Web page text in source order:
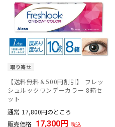
取り寄せ
【送料無料＆500円割引】 フレッ
シュルックワンデーカラー 8箱セ
ット
通常 17,800
のところ
販売価格 17,300 税込